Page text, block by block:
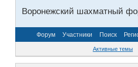
Воронежский шахматный
Форум Участники Поиск
Активные темы